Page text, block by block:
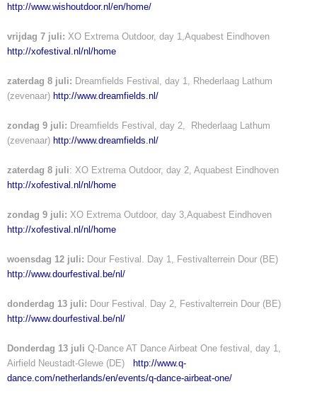
http://www.wishoutdoor.nl/en/home/
vrijdag 7 juli: XO Extrema Outdoor, day 1,Aquabest Eindhoven
http://xofestival.nl/nl/home
zaterdag 8 juli: Dreamfields Festival, day 1, Rhederlaag Lathum
(zevenaar) http://www.dreamfields.nl/
zondag 9 juli: Dreamfields Festival, day 2, Rhederlaag Lathum
(zevenaar) http://www.dreamfields.nl/
zaterdag 8 juli: XO Extrema Outdoor, day 2, Aquabest Eindhoven
http://xofestival.nl/nl/home
zondag 9 juli: XO Extrema Outdoor, day 3,Aquabest Eindhoven
http://xofestival.nl/nl/home
woensdag 12 juli: Dour Festival. Day 1, Festivalterrein Dour (BE)
http://www.dourfestival.be/nl/
donderdag 13 juli: Dour Festival. Day 2, Festivalterrein Dour (BE)
http://www.dourfestival.be/nl/
Donderdag 13 juli Q-Dance AT Dance Airbeat One festival, day 1,
Airfield Neustadt-Glewe (DE)
http://www.q-
dance.com/netherlands/en/events/q-dance-airbeat-one/